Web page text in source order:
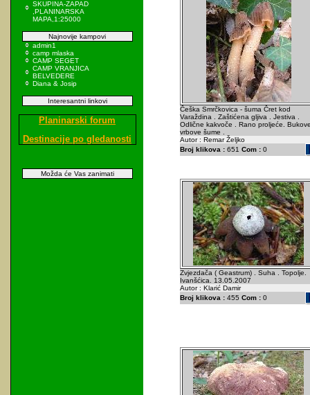
SKUPINA-ZAPAD
,PLANINARSKA
MAPA,1:25000
Najnovije kampovi
admin1
camp mlaska
CAMP SEGET
CAMP VRANJICA
BELVEDERE
Diana & Josip
Interesantni linkovi
Planinarski forum
Destinacije po gledanosti
Možda će Vas zanimati
Češka Smrčkovica - šuma Čret kod
Varaždina . Zaštićena gljiva . Jestiva .
Odlične kakvoče . Rano proljeće.
vrbove šume .
Autor : Remar Željko
Broj klikova :651 Com :0
Zvjezdača ( Geastrum) . Suha . Topolje.
Ivanšćica. 13.05.2007
Autor : Klarić Damir
Broj klikova :455 Com :0